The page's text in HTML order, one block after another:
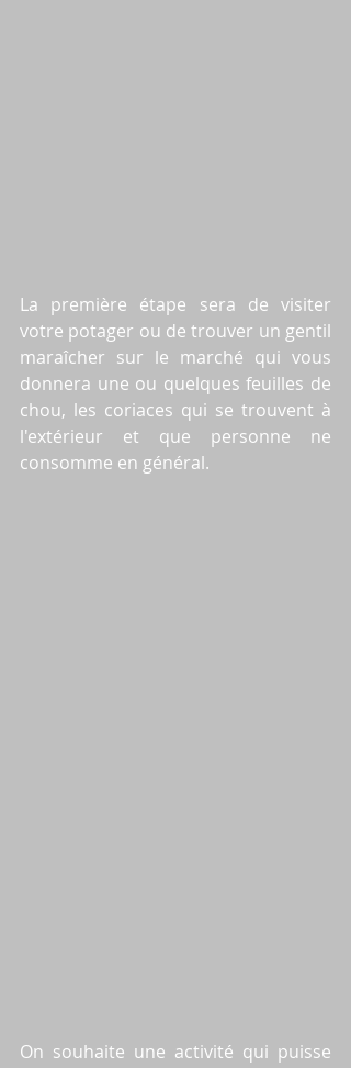
La première étape sera de visiter
votre potager ou de trouver un gentil
maraîcher sur le marché qui vous
donnera une ou quelques feuilles de
chou, les coriaces qui se trouvent à
l'extérieur et que personne ne
consomme en général.
On souhaite une activité qui puisse